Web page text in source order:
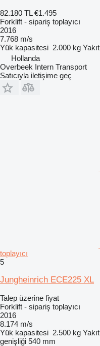
82.180 TL €1.495
Forklift - sipariş toplayıcı
2016
7.768 m/s
Yük kapasitesi 2.000 kg Yakıt
Hollanda
Overbeek Intern Transport
Satıcıyla iletişime geç
toplayıcı
5
Jungheinrich ECE225 XL
Talep üzerine fiyat
Forklift - sipariş toplayıcı
2016
8.174 m/s
Yük kapasitesi 2.500 kg Yakıt
genişliği 540 mm